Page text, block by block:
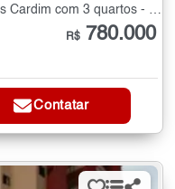
R$ 780.000
Contatar